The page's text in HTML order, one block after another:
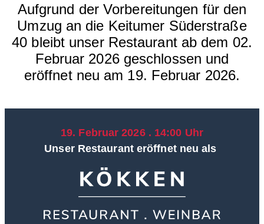
Aufgrund der Vorbereitungen für den
Umzug an die Keitumer Süderstraße
40 bleibt unser Restaurant ab dem 02.
Februar 2026 geschlossen und
eröffnet neu am 19. Februar 2026.
19. Februar 2026 . 14:00 Uhr
Unser Restaurant eröffnet neu als